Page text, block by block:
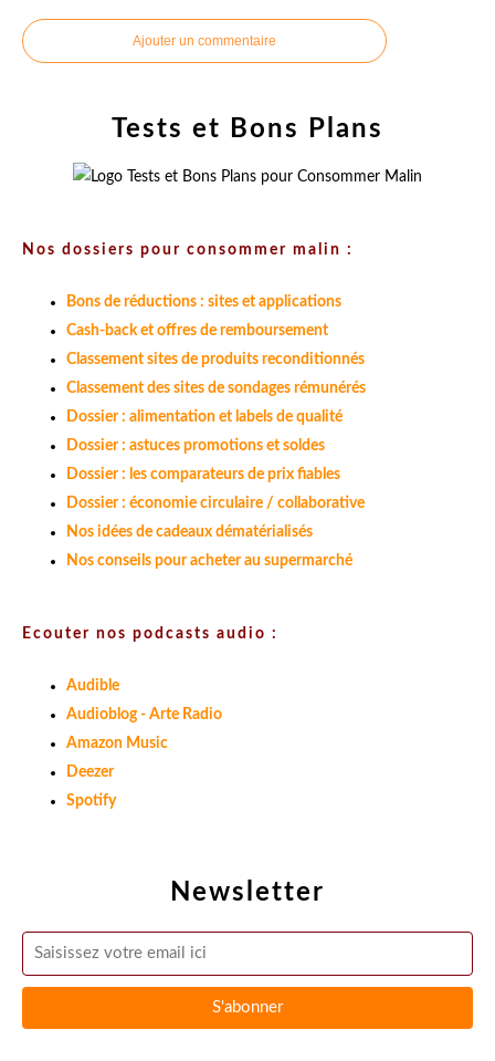
Ajouter un commentaire
Newsletter
Tests et Bons Plans
Nos dossiers pour consommer malin :
Bons de réductions : sites et applications
Cash-back et offres de remboursement
Classement sites de produits reconditionnés
Classement des sites de sondages rémunérés
Dossier : alimentation et labels de qualité
Dossier : astuces promotions et soldes
Dossier : les comparateurs de prix fiables
Dossier : économie circulaire / collaborative
Nos idées de cadeaux dématérialisés
Nos conseils pour acheter au supermarché
Ecouter nos podcasts audio :
Audible
Audioblog - Arte Radio
Amazon Music
Deezer
Spotify